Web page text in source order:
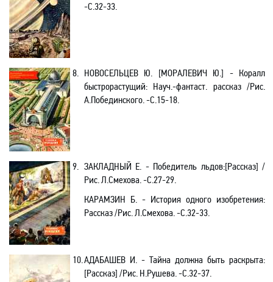
-C.32-33.
8. НОВОСЕЛЬЦЕВ Ю. [МОРАЛЕВИЧ Ю.] - Коралл
быстрорастущий: Науч.-фантаст. рассказ /Рис.
А.Побединского. -С.15-18.
9. ЗАКЛАДНЫЙ Е. - Победитель льдов:[Рассказ] /
Рис. Л.Смехова. -С.27-29.
КАРАМЗИН Б. - История одного изобретения:
Рассказ /Рис. Л.Смехова.-С.32-33.
10.АДАБАШЕВ И. - Тайна должна быть раскрыта:
[Рассказ] /Рис. Н.Рушева. -С.32-37.